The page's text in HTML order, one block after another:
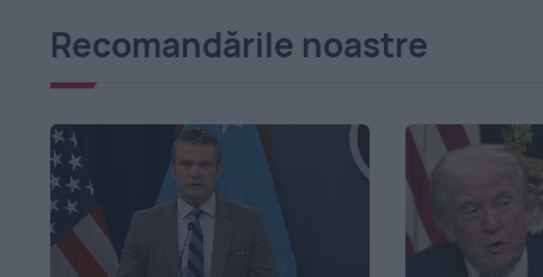
Recomandările noastre